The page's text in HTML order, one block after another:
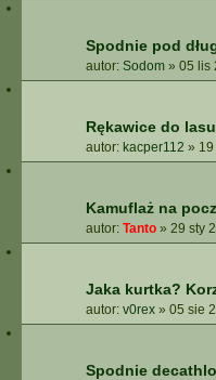
Spodnie pod
autor: Sodom » 05 lis
Rękawice do lasu
autor: kacper112 »
Kamuflaż na
autor: Tanto » 29 sty
Jaka kurtka?
autor: v0rex » 05 sie
Spodnie